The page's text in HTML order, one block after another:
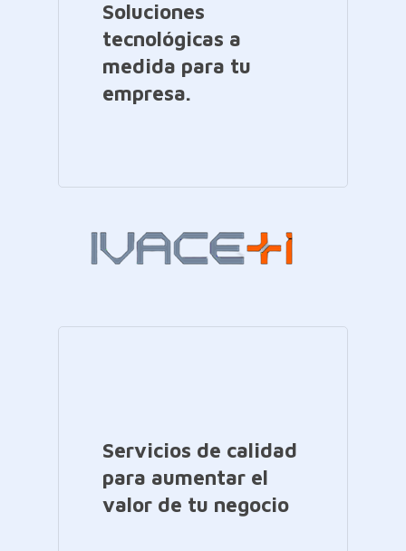
Soluciones
tecnológicas a
medida para tu
empresa.
Servicios de calidad
para aumentar el
valor de tu negocio